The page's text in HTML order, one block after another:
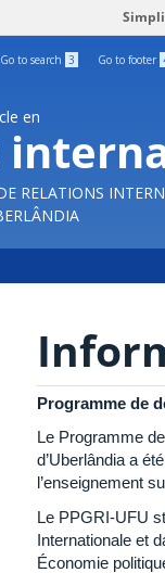
Go to search 3 Go to footer
en
RELATIONS
Programme de
Le Programme
d’Uberlândia a
l’enseignement
Le PPGRI-UFU
Internationale et
Économie